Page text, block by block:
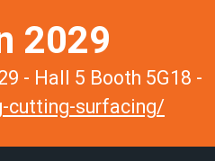
2029
- Hall 5 Booth 5G18 -
cutting-surfacing/